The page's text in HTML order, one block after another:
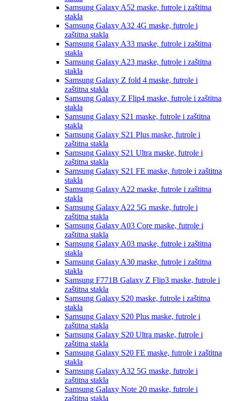
Samsung Galaxy A52 maske, futrole i zaštitna
stakla
Samsung Galaxy A32 4G maske, futrole i
zaštitna stakla
Samsung Galaxy A33 maske, futrole i zaštitna
stakla
Samsung Galaxy A23 maske, futrole i zaštitna
stakla
Samsung Galaxy Z fold 4 maske, futrole i
zaštitna stakla
Samsung Galaxy Z Flip4 maske, futrole i zaštitna
stakla
Samsung Galaxy S21 maske, futrole i zaštitna
stakla
Samsung Galaxy S21 Plus maske, futrole i
zaštitna stakla
Samsung Galaxy S21 Ultra maske, futrole i
zaštitna stakla
Samsung Galaxy S21 FE maske, futrole i zaštitna
stakla
Samsung Galaxy A22 maske, futrole i zaštitna
stakla
Samsung Galaxy A22 5G maske, futrole i
zaštitna stakla
Samsung Galaxy A03 Core maske, futrole i
zaštitna stakla
Samsung Galaxy A03 maske, futrole i zaštitna
stakla
Samsung Galaxy A30 maske, futrole i zaštitna
stakla
Samsung F771B Galaxy Z Flip3 maske, futrole i
zaštitna stakla
Samsung Galaxy S20 maske, futrole i zaštitna
stakla
Samsung Galaxy S20 Plus maske, futrole i
zaštitna stakla
Samsung Galaxy S20 Ultra maske, futrole i
zaštitna stakla
Samsung Galaxy S20 FE maske, futrole i zaštitna
stakla
Samsung Galaxy A32 5G maske, futrole i
zaštitna stakla
Samsung Galaxy Note 20 maske, futrole i
zaštitna stakla